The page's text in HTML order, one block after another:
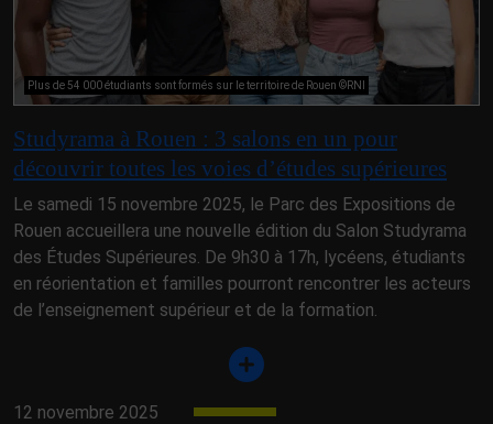
Plus de 54 000 étudiants sont formés sur le territoire de Rouen ©RNI
Studyrama à Rouen : 3 salons en un pour
découvrir toutes les voies d’études supérieures
Le samedi 15 novembre 2025, le Parc des Expositions de
Rouen accueillera une nouvelle édition du Salon Studyrama
des Études Supérieures. De 9h30 à 17h, lycéens, étudiants
en réorientation et familles pourront rencontrer les acteurs
de l’enseignement supérieur et de la formation.
12 novembre 2025